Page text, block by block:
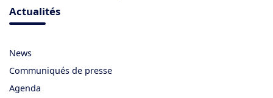
Actualités
News
Communiqués de presse
Agenda